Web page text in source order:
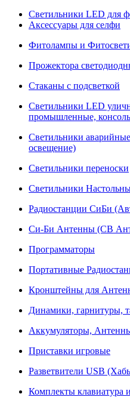
Светильники LED для
Аксессуары для селфи
Фитолампы и
Прожектора
Стаканы с подсветкой
Светильники LED
промышленные,
Светильники
освещение)
Светильники переноски
Светильники
Радиостанции СиБи
Си-Би Антенны (СВ
Программаторы
Портативные
Кронштейны для
Динамики, гарнитуры,
Аккумуляторы,
Приставки игровые
Разветвители USB
Комплекты клавиатура